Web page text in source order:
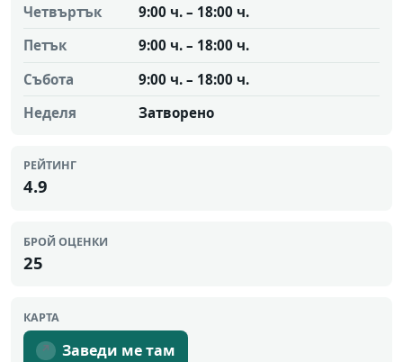
Четвъртък
9:00 ч. – 18:00 ч.
Петък
9:00 ч. – 18:00 ч.
Събота
9:00 ч. – 18:00 ч.
Неделя
Затворено
РЕЙТИНГ
4.9
БРОЙ ОЦЕНКИ
25
КАРТА
↗ Заведи ме там